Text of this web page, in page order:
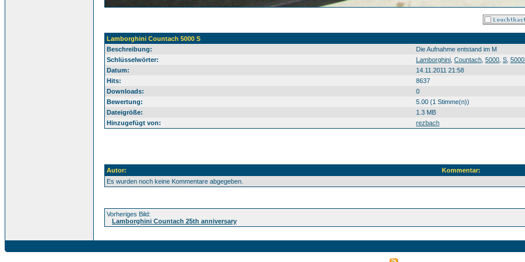
Lamborghini Countach 5000 S
Beschreibung:
Die Aufnahme entstand im M
Schlüsselwörter:
Lamborghini Countach 5000 S
Datum:
14.11.2011 21:58
Hits:
8637
Downloads:
0
Bewertung:
5.00 (1 Stimme(n))
Dateigröße:
1.3 MB
Hinzugefügt von:
rezbach
Autor:
Kommentar:
Es wurden noch keine Kommentare abgegeben.
Vorheriges Bild:
Lamborghini Countach 25th anniversary